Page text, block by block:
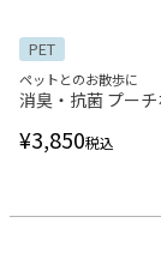
PET
ペットとのお散歩に
消臭・抗菌 プー
¥3,850税込